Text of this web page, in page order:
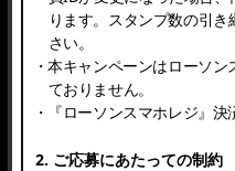
ります。スタンプ数の引
さい。
・本キャンペーンはローソ
ておりません。
・『ローソンスマホレジ』決
2. ご応募にあたっての制約